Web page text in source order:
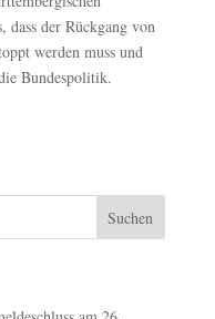
dass der Rückgang von
werden muss und
Bundespolitik.